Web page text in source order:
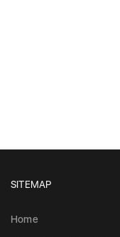
SITEMAP
Home